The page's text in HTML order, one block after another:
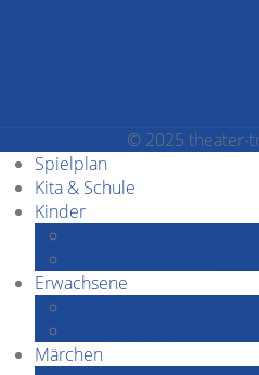
© 2025 theater-
Spielplan
Kita & Schule
Kinder
Erwachsene
Märchen